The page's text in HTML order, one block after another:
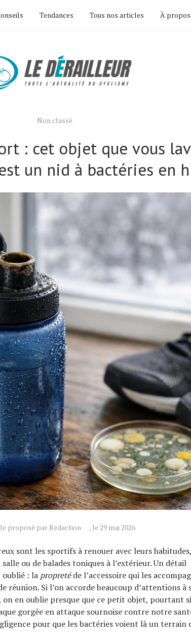
Tendances Tous nos articles À propos
Non classé
: cet objet que vous
un nid à bactéries en
proposé par Rédaction , le 29 mai 2026
sont les sportifs à renouer avec leurs
salle ou de balades toniques à l’extérieur. Un détail
: la propretéde l’accessoire qui les
réunion. Si l’on accorde beaucoup d’attentions à
on en oublie presque que ce petit objet, pourtant si
gorgée en attaque sournoise contre notre
pour que les bactéries voient là un terrain